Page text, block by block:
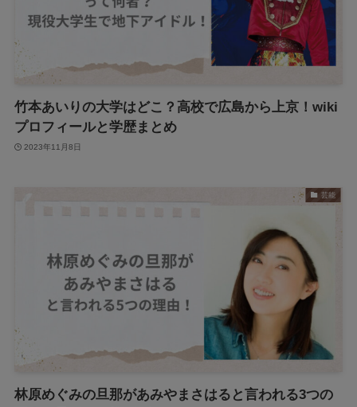
竹本あいりの大学はどこ？高校で広島から上京！wiki
プロフィールと学歴まとめ
2023年11月8日
芸能
林原めぐみの旦那があみやまさはると言われる3つの